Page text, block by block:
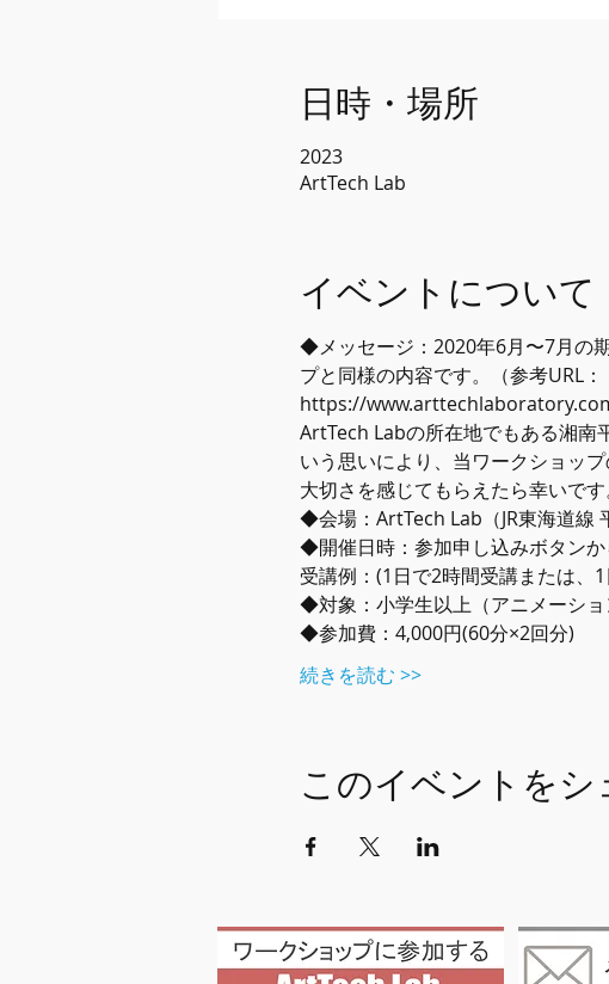
日時・場所
2023
ArtTech Lab
イベントについて
◆メッセージ：2020年6月〜7月の
プと同様の内容です。（参考URL：
https://
ArtTech Labの所在地でもある湘南
いう思いにより、当ワークショッ
大切さを感じてもらえたら幸いです
◆会場：ArtTech Lab（JR東海道線
◆開催日時：参加申し込みボタンか
受講例：(1日で2時間受講または、
◆対象：小学生以上（アニメーショ
◆参加費：4,000円(60分×2回分)
続きを読む >>
このイベントをシ